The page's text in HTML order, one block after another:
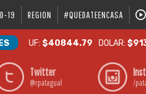
19 REGION #QUEDATEENCASA
UF:$40844.79 DOLAR:
Twitter
@rpatagual /